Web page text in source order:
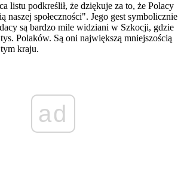
listu podkreślił, że dziękuje za to, że Polacy
naszej społeczności". Jego gest symbolicznie
są bardzo mile widziani w Szkocji, gdzie
Polaków. Są oni największą mniejszością
kraju.
ad